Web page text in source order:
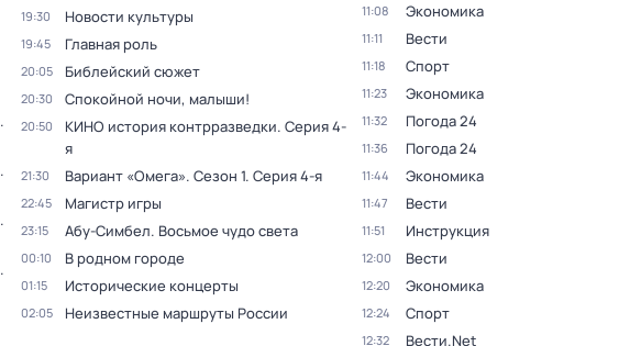
.
.
.
.
19:30 Новости культуры
19:45 Главная роль
20:05 Библейский сюжет
20:30 Спокойной ночи, малыши!
20:50 КИНО история контрразведки. Серия 4-
я
21:30 Вариант «Омега». Сезон 1. Серия 4-я
22:45 Магистр игры
23:15 Абу-Симбел. Восьмое чудо света
00:10 В родном городе
01:15 Исторические концерты
02:05 Неизвестные маршруты России
11:08 Экономика
11:11 Вести
11:18 Спорт
11:23 Экономика
11:32 Погода 24
11:36 Погода 24
11:44 Экономика
11:47 Вести
11:51 Инструкция
12:00 Вести
12:20 Экономика
12:24 Спорт
12:32 Вести.Net